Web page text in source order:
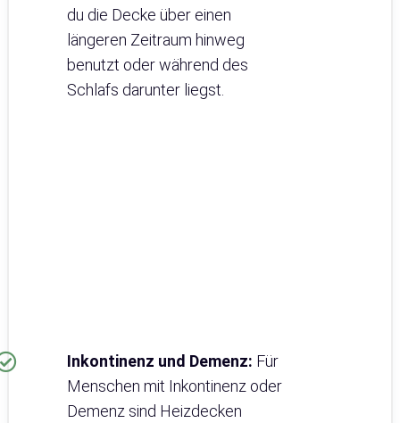
du die Decke über einen
längeren Zeitraum hinweg
benutzt oder während des
Schlafs darunter liegst.
Inkontinenz und Demenz: Für
Menschen mit Inkontinenz oder
Demenz sind Heizdecken